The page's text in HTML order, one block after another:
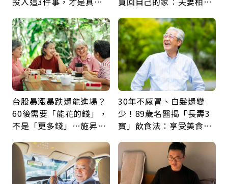
台股暴漲暴跌還能進場？
60後需要「能花的錢」，
不是「更多錢」…施昇
票
30年不感冒、白髮還變
少！89歲名醫揭「長壽3
寶」飲食法：享受美食不